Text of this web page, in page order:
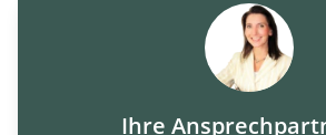
Ihre